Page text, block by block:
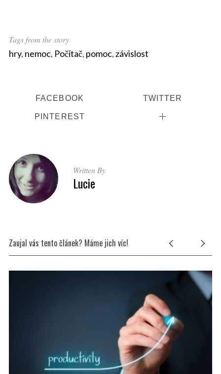
Tags from the story
hry, nemoc, Počítač, pomoc, závislost
FACEBOOK TWITTER
PINTEREST
Written By
Lucie
Zaujal vás tento článek? Máme jich víc!